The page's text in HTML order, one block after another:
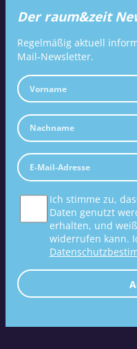
Der raum&zeit
Regelmäßig aktuell
Mail-Newsletter.
Ich stimme zu,
Daten genutzt
erhalten, und
widerrufen kann.